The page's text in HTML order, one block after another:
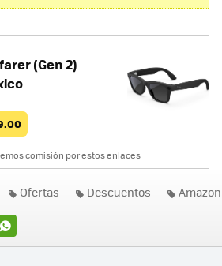
(Gen 2)
comisión por estos enlaces
Ofertas Descuentos